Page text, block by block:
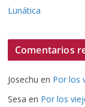
Lunática
Comentarios
Josechu en Por los
Sesa en Por los